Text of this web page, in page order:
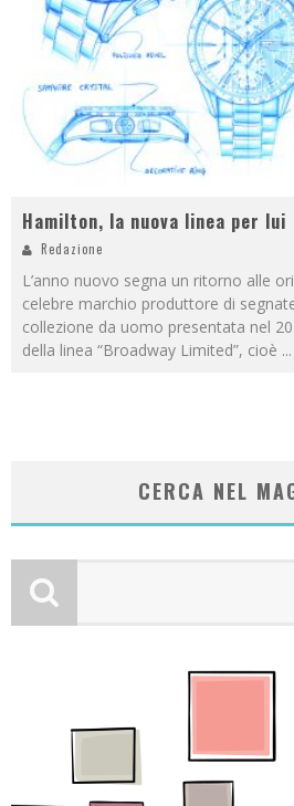
Hamilton, la nuova linea per lui
Redazione
L’anno nuovo segna un ritorno alle
celebre marchio produttore di
collezione da uomo presentata nel
della linea “Broadway Limited”, cioè ...
CERCA NEL